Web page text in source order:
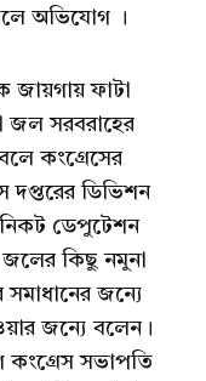
অভিযোগ ।
ফাটা
জল সরবরাহের
কংগ্রেসের
দপ্তরের ডিভিশন
নিকট ডেপুটেশন
জলের কিছু নমুনা
সমাধানের জন্যে
জন্যে বলেন।
কংগ্রেস সভাপতি